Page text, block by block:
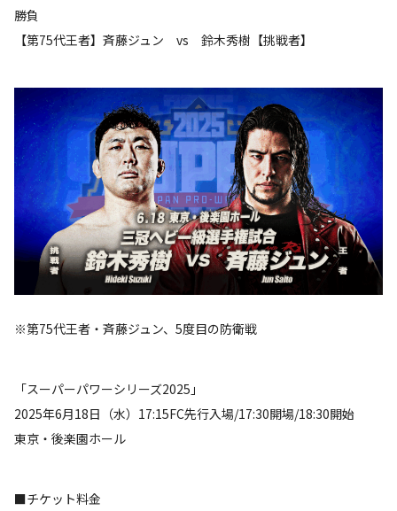
勝負
【第75代王者】斉藤ジュン vs 鈴木秀樹【挑戦者】
※第75代王者・斉藤ジュン、5度目の防衛戦
「スーパーパワーシリーズ2025」
2025年6月18日（水）17:15FC先行入場/17:30開場/18:30開始
東京・後楽園ホール
■チケット料金